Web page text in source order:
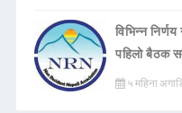
विभिन्न
पहिलो बैठक
५ महिना